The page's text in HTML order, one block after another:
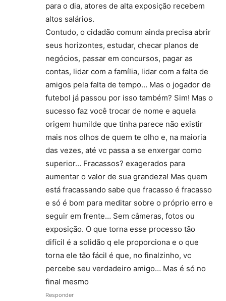
para o dia, atores de alta exposição recebem
altos salários.
Contudo, o cidadão comum ainda precisa abrir
seus horizontes, estudar, checar planos de
negócios, passar em concursos, pagar as
contas, lidar com a família, lidar com a falta de
amigos pela falta de tempo… Mas o jogador de
futebol já passou por isso também? Sim! Mas o
sucesso faz você trocar de nome e aquela
origem humilde que tinha parece não existir
mais nos olhos de quem te olho e, na maioria
das vezes, até vc passa a se enxergar como
superior… Fracassos? exagerados para
aumentar o valor de sua grandeza! Mas quem
está fracassando sabe que fracasso é fracasso
e só é bom para meditar sobre o próprio erro e
seguir em frente… Sem câmeras, fotos ou
exposição. O que torna esse processo tão
difícil é a solidão q ele proporciona e o que
torna ele tão fácil é que, no finalzinho, vc
percebe seu verdadeiro amigo… Mas é só no
final mesmo
Responder